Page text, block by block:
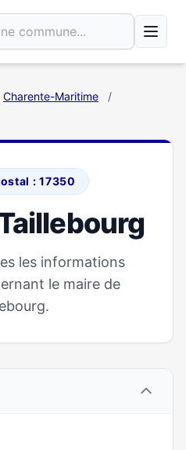
Charente-Maritime
/
: 17350
les informations
le maire de